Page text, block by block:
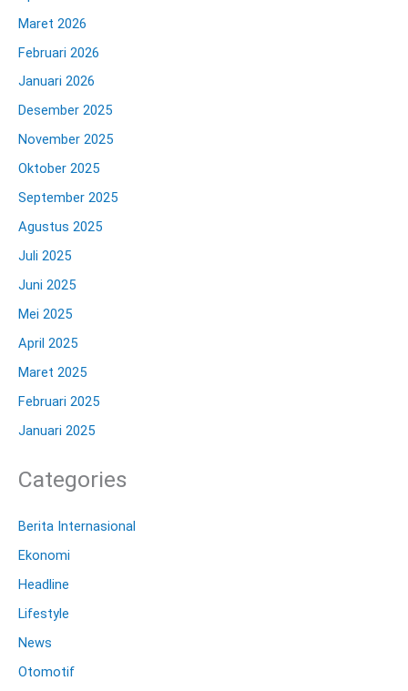
Maret 2026
Februari 2026
Januari 2026
Desember 2025
November 2025
Oktober 2025
September 2025
Agustus 2025
Juli 2025
Juni 2025
Mei 2025
April 2025
Maret 2025
Februari 2025
Januari 2025
Categories
Berita Internasional
Ekonomi
Headline
Lifestyle
News
Otomotif